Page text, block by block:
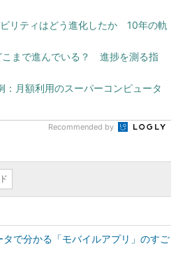
リティはどう進化したか 10年の軌
こまで進んでいる？ 進捗を測る指
：月額利用のスーパーコンピュータ
Recommended by
で分かる「モバイルアプリ」のすご